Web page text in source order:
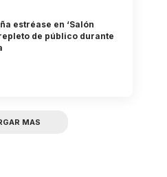
estréase en ‘Salón
de público durante
MAS